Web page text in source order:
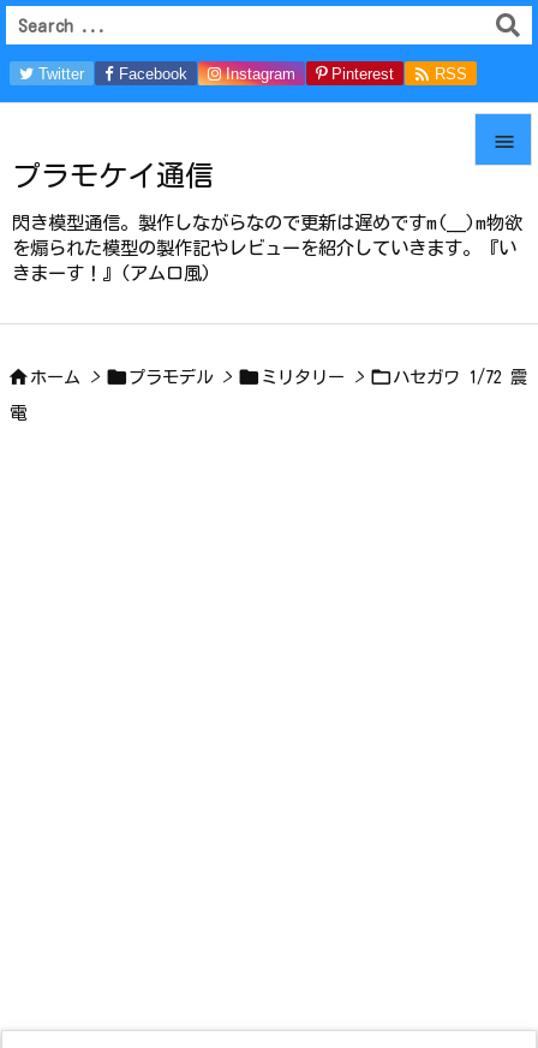
プラモケイ通信
閃き模型通信。製作しながらなので更新は遅めですm(__)m物欲
を煽られた模型の製作記やレビューを紹介していきます。『い
きまーす！』(アムロ風)

メニュ


Twitter Facebook Instagram Pinterest  RSS
 ホーム >  プラモデル >  ミリタリー >  ハセガワ 1/72 震
電